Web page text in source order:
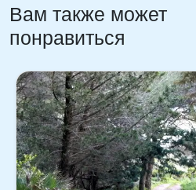
Вам также может
понравиться